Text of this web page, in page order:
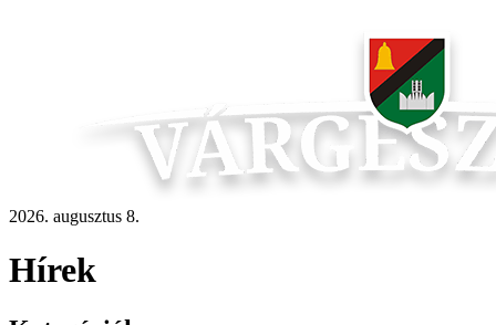
2026. augusztus 8.
Hírek